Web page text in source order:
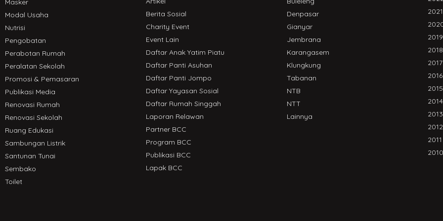
Masker
Modal Usaha
Nutrisi
Pengobatan
Perabotan Rumah
Peralatan Sekolah
Promosi & Pemasaran
Publikasi Media
Renovasi Rumah
Renovasi Sekolah
Ruang Edukasi
Sambungan Listrik
Santunan Tunai
Sembako
Toilet
Berita Sosial
Charity Event
Event Lain
Daftar Anak Yatim Piatu
Daftar Panti Asuhan
Daftar Panti Jompo
Daftar Yayasan Sosial
Daftar Rumah Singgah
Laporan Relawan
Partner BCC
Program BCC
Publikasi BCC
Lapak BCC
Denpasar
Gianyar
Jembrana
Karangasem
Klungkung
Tabanan
NTB
NTT
Lainnya
2021
2019
2018
2017
2016
2015
2014
2013
2012
2011
2010